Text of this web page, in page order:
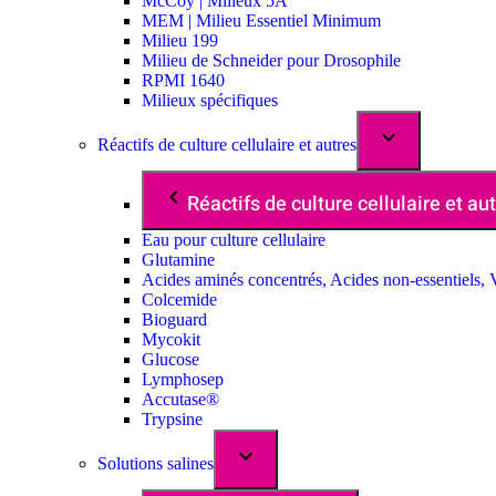
MEM | Milieu Essentiel Minimum
Milieu 199
Milieu de Schneider pour Drosophile
RPMI 1640
Milieux spécifiques
Réactifs de culture cellulaire et autres
Réactifs de culture cellulaire et
Eau pour culture cellulaire
Glutamine
Acides aminés concentrés, Acides non-essentiels,
Colcemide
Bioguard
Mycokit
Glucose
Lymphosep
Accutase®
Trypsine
Solutions salines